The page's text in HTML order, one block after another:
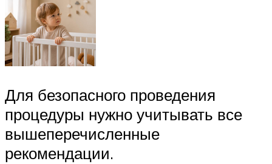
Для безопасного проведения
процедуры нужно учитывать все
вышеперечисленные
рекомендации.